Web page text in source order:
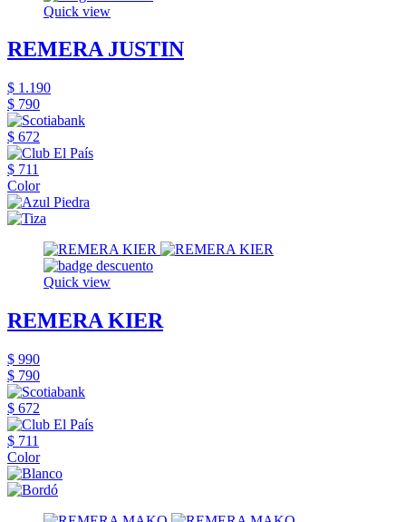
Quick view
REMERA JUSTIN
$ 1.190
$ 790
$ 672
$ 711
Color
Quick view
REMERA KIER
$ 990
$ 790
$ 672
$ 711
Color